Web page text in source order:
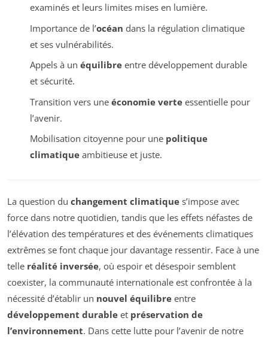
examinés et leurs limites mises en lumière.
Importance de l’océan dans la régulation climatique
et ses vulnérabilités.
Appels à un équilibreentre développement durable
et sécurité.
Transition vers une économie verteessentielle pour
l’avenir.
Mobilisation citoyenne pour une politique
climatiqueambitieuse et juste.
La question du changement climatique s’impose avec
force dans notre quotidien, tandis que les effets néfastes de
l’élévation des températures et des événements climatiques
extrêmes se font chaque jour davantage ressentir. Face à une
telle réalité inversée, où espoir et désespoir semblent
coexister, la communauté internationale est confrontée à la
nécessité d’établir un nouvel équilibre entre
développement durable et préservation de
l’environnement. Dans cette lutte pour l’avenir de notre